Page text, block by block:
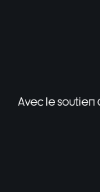
Avec le